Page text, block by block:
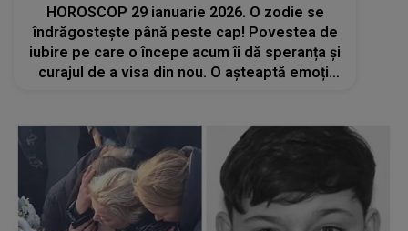
HOROSCOP 29 ianuarie 2026. O zodie se
îndrăgostește până peste cap! Povestea de
iubire pe care o începe acum îi dă speranța și
curajul de a visa din nou. O așteaptă emoții